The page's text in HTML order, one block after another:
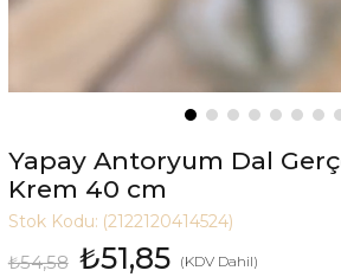
Yapay Antoryum Dal
Krem 40 cm
Stok Kodu: (2122120414524)
₺54,58 ₺51,85 (KDV Dahil)